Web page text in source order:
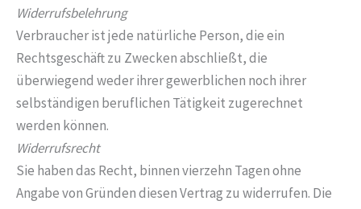
Widerrufsbelehrung
Verbraucher ist jede natürliche Person, die ein
Rechtsgeschäft zu Zwecken abschließt, die
überwiegend weder ihrer gewerblichen noch ihrer
selbständigen beruflichen Tätigkeit zugerechnet
werden können.
Widerrufsrecht
Sie haben das Recht, binnen vierzehn Tagen ohne
Angabe von Gründen diesen Vertrag zu widerrufen. Die